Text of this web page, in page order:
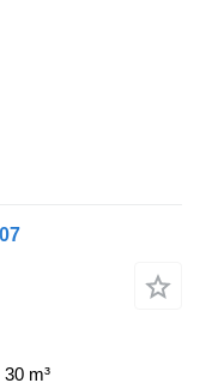
30 m³